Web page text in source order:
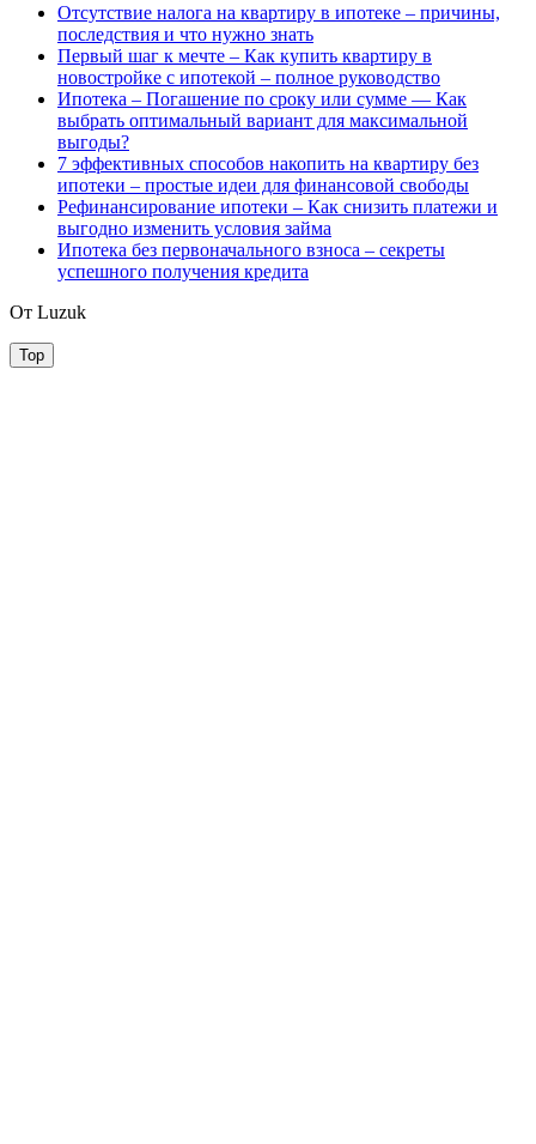
Отсутствие налога на квартиру в ипотеке – причины,
последствия и что нужно знать
Первый шаг к мечте – Как купить квартиру в
новостройке с ипотекой – полное руководство
Ипотека – Погашение по сроку или сумме — Как
выбрать оптимальный вариант для максимальной
выгоды?
7 эффективных способов накопить на квартиру без
ипотеки – простые идеи для финансовой свободы
Рефинансирование ипотеки – Как снизить платежи и
выгодно изменить условия займа
Ипотека без первоначального взноса – секреты
успешного получения кредита
От Luzuk
Top